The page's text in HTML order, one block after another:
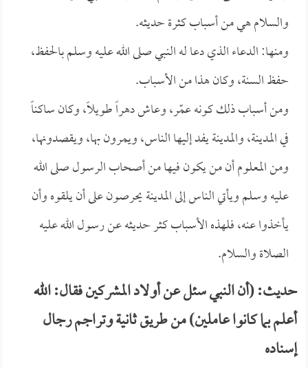
والسلام هي من أسباب كثرة حديثه.
ومنها: الدعاء الذي دعا له النبي صلى الله عليه وسلم بالحفظ،
حفظ السنة، وكان هذا من الأسباب.
ومن أسباب ذلك كونه عمّر، وعاش دهراً طويلاً، وكان ساكناً
في المدينة، والمدينة يفد إليها الناس، ويمرون بها، ويقصدونها،
ومن المعلوم أن من يكون فيها من أصحاب الرسول صلى الله
عليه وسلم ويأتي الناس إلى المدينة يحرصون على أن يلقوه وأن
يأخذوا عنه، فلهذه الأسباب كثر حديثه عن رسول الله عليه
الصلاة والسلام.
حديث: (أن النبي سئل عن أولاد المشركين فقال: الله
أعلم بما كانوا عاملين) من طريق ثانية وتراجم رجال
إسناده